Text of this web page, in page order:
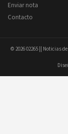
Enviar nota
Contacto
© 202602265 || Noticias